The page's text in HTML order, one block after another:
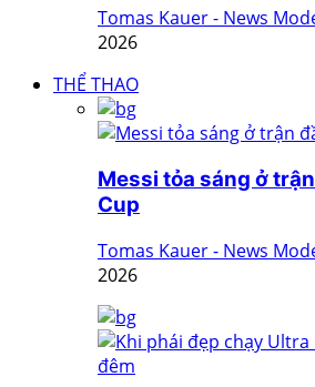
Tomas Kauer - News
2026
THỂ THAO
Messi tỏa sáng ở
Cup
Tomas Kauer - News
2026